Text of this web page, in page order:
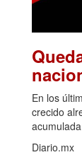
En los
crecido
acumulada
Diario.mx